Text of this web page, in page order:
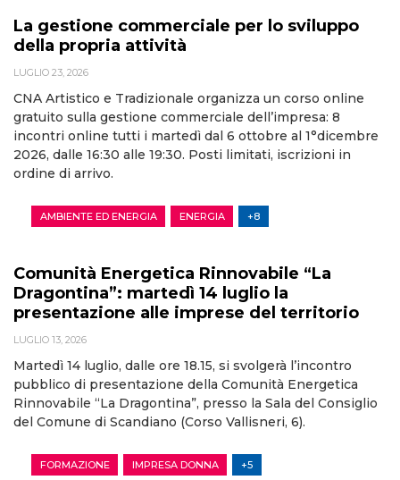
La gestione commerciale per lo sviluppo
della propria attività
LUGLIO 23, 2026
CNA Artistico e Tradizionale organizza un corso online
gratuito sulla gestione commerciale dell’impresa: 8
incontri online tutti i martedì dal 6 ottobre al 1°dicembre
2026, dalle 16:30 alle 19:30. Posti limitati, iscrizioni in
ordine di arrivo.
AMBIENTE ED ENERGIA ENERGIA +8
Comunità Energetica Rinnovabile “La
Dragontina”: martedì 14 luglio la
presentazione alle imprese del territorio
LUGLIO 13, 2026
Martedì 14 luglio, dalle ore 18.15, si svolgerà l’incontro
pubblico di presentazione della Comunità Energetica
Rinnovabile “La Dragontina”, presso la Sala del Consiglio
del Comune di Scandiano (Corso Vallisneri, 6).
FORMAZIONE IMPRESA DONNA +5